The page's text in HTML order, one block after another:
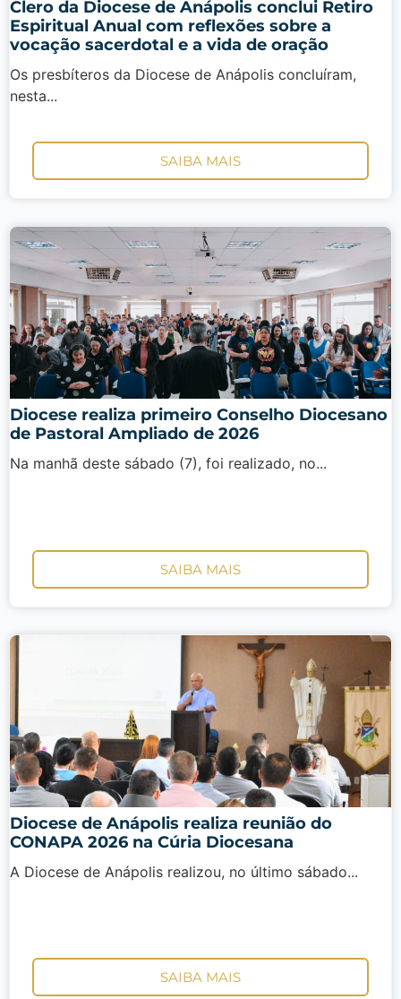
Clero da Diocese de Anápolis conclui Retiro
Espiritual Anual com reflexões sobre a
vocação sacerdotal e a vida de oração
Os presbíteros da Diocese de Anápolis concluíram,
nesta...
SAIBA MAIS
Diocese realiza primeiro Conselho Diocesano
de Pastoral Ampliado de 2026
Na manhã deste sábado (7), foi realizado, no...
SAIBA MAIS
Diocese de Anápolis realiza reunião do
CONAPA 2026 na Cúria Diocesana
A Diocese de Anápolis realizou, no último sábado...
SAIBA MAIS